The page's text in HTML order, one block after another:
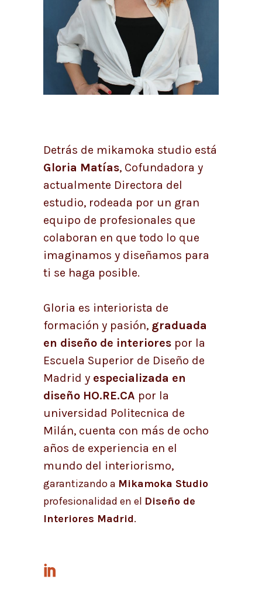
Detrás de mikamoka studio está
Gloria Matías, Cofundadora y
actualmente Directora del
estudio, rodeada por un gran
equipo de profesionales que
colaboran en que todo lo que
imaginamos y diseñamos para
ti se haga posible.
Gloria es interiorista de
formación y pasión, graduada
en diseño de interiores por la
Escuela Superior de Diseño de
Madrid y especializada en
diseño HO.RE.CA por la
universidad Politecnica de
Milán, cuenta con más de ocho
años de experiencia en el
mundo del interiorismo,
garantizando a Mikamoka Studio
profesionalidad en el Diseño de
Interiores Madrid.